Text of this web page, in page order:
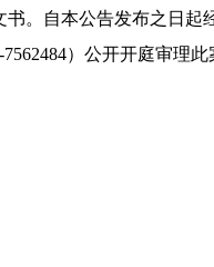
。自本公告发布之日起
）公开开庭审理
劳